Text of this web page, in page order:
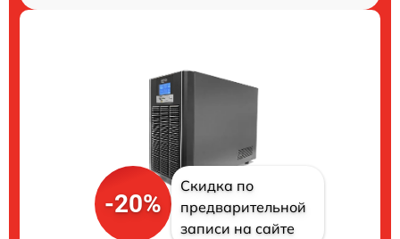
-20%
Скидка по
предварительной
записи на сайте